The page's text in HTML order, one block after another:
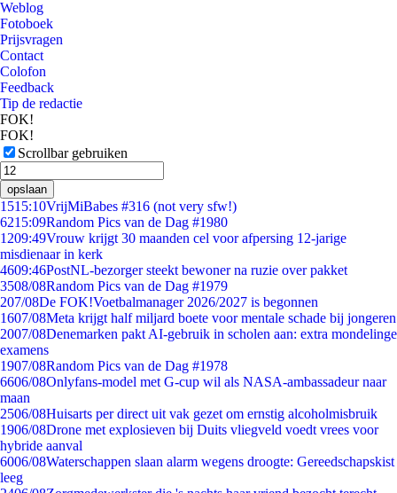
Weblog
Fotoboek
Prijsvragen
Contact
Colofon
Feedback
Tip de redactie
FOK!
FOK!
Scrollbar gebruiken
opslaan
1515:10VrijMiBabes #316 (not very sfw!)
6215:09Random Pics van de Dag #1980
1209:49Vrouw krijgt 30 maanden cel voor afpersing 12-jarige
misdienaar in kerk
4609:46PostNL-bezorger steekt bewoner na ruzie over pakket
3508/08Random Pics van de Dag #1979
207/08De FOK!Voetbalmanager 2026/2027 is begonnen
1607/08Meta krijgt half miljard boete voor mentale schade bij jongeren
2007/08Denemarken pakt AI-gebruik in scholen aan: extra mondelinge
examens
1907/08Random Pics van de Dag #1978
6606/08Onlyfans-model met G-cup wil als NASA-ambassadeur naar
maan
2506/08Huisarts per direct uit vak gezet om ernstig alcoholmisbruik
1906/08Drone met explosieven bij Duits vliegveld voedt vrees voor
hybride aanval
6006/08Waterschappen slaan alarm wegens droogte: Gereedschapskist
leeg